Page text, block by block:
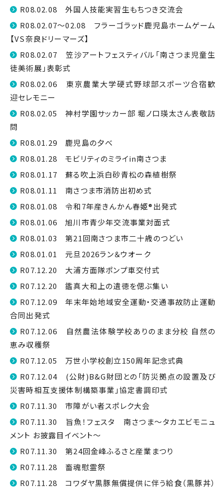
R08.02.08 外国人技能実習生もちつき交流会
R08.02.07～02.08 フラーゴラッド鹿児島ホームゲーム
【VS奈良ドリーマーズ】
R08.02.07 笠沙アートフェスティバル「南さつま児童生
徒美術展」表彰式
R08.02.06 東京農業大学硬式野球部スポーツ合宿歓
迎セレモニー
R08.02.05 神村学園サッカー部 堀ノ口瑛太さん表敬訪
問
R08.01.29 鹿児島の夕べ
R08.01.28 モビリティのミライin南さつま
R08.01.17 蘇る吹上浜白砂青松の森植樹祭
R08.01.11 南さつま市消防出初め式
R08.01.08 令和7年産きんかん春姫®出発式
R08.01.06 旭川市青少年交流事業対面式
R08.01.03 第21回南さつま市二十歳のつどい
R08.01.01 元旦2026ラン＆ウオーク
R07.12.20 大浦方面隊ポンプ車交付式
R07.12.20 鑑真大和上の遺徳を偲ぶ集い
R07.12.09 年末年始地域安全運動・交通事故防止運動
合同出発式
R07.12.06 自然農法体験学校ありのまま分校 自然の
恵み収穫祭
R07.12.05 万世小学校創立150周年記念式典
R07.12.04 (公財)B&G財団との「防災拠点の設置及び
災害時相互支援体制構築事業」協定書調印式
R07.11.30 市障がい者スポレク大会
R07.11.30 旨魚！フェスタ 南さつま～タカエビモニュ
メント お披露目イベント～
R07.11.30 第24回金峰ふるさと産業まつり
R07.11.28 畜魂慰霊祭
R07.11.28 コワダヤ黒豚無償提供に伴う給食（黒豚丼）